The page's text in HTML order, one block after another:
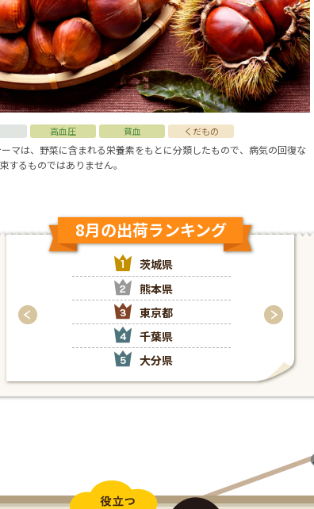
高血圧 貧血 くだもの
マは、野菜に含まれる栄養素をもとに分類したもので、病気の回復な
するものではありません。
8月の出荷ランキング
茨城県
熊本県
東京都
千葉県
大分県